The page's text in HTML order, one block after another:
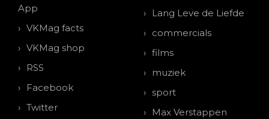
App
VKMag facts
VKMag shop
RSS
Facebook
Twitter
Lang Leve de Liefde
commercials
films
muziek
sport
Max Verstappen